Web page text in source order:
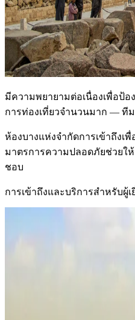
มีความพยายามต่อเนื่องเพื่อป้
การท่องเที่ยวจำนวนมาก — ที
ห้องบางแห่งจำกัดการเข้าถึงเ
มาตรการความปลอดภัยช่วยใ
ชอบ
การเข้าถึงและบริการสำหรับผู้